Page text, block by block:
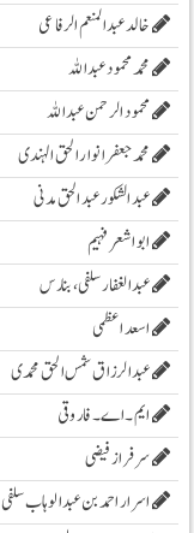
خالد عبدالمنعم الرفاعی
محمد محمود عبداللہ
محمود الرحمن عبد اللہ
محمد جعفر انوار الحق الہندی
عبد الشکور عبد الحق مدنی
ابو اشعر فہیم
عبدالغفار سلفی، بنارس
اسعد اعظمی
عبدالرزاق شمس الحق محمدی
ایم۔ اے۔ فاروقی
سرفراز فیضی
اسرار احمد بن عبدالوہاب سلفی